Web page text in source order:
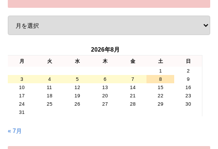
2026年8月
月 火 水 木 金 土
日
1
2
3
4 5 6 7 8
9
10
11 12 13 14 15
16
17
18 19 20 21 22
23
24
25 26 27 28 29
30
31
« 7月